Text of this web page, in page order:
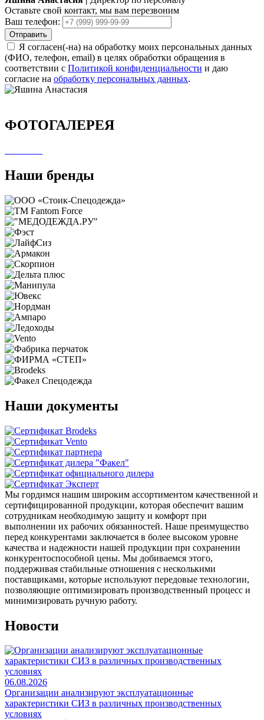
Оставьте свой контакт, мы вам перезвоним
Ваш телефон:
Отправить
Я согласен(-на) на обработку моих персональных данных
(ФИО, телефон, email) в целях обработки обращения в
соответствии с Политикой конфиденциальности и даю
согласие на обработку персональных данных.
ФОТОГАЛЕРЕЯ
Наши бренды
Наши документы
Мы гордимся нашим широким ассортиментом качественной и
сертифицированной продукции, которая обеспечит вашим
сотрудникам необходимую защиту и комфорт при
выполнении их рабочих обязанностей. Наше преимущество
перед конкурентами заключается в более высоком уровне
качества и надежности нашей продукции при сохранении
конкурентоспособной цены. Мы добиваемся этого,
поддерживая стабильные отношения с несколькими
поставщиками, которые используют передовые технологии,
позволяющие оптимизировать производственный процесс и
минимизировать ручную работу.
Новости
06.08.2026
Организации анализируют эксплуатационные
характеристики СИЗ в различных производственных
условиях